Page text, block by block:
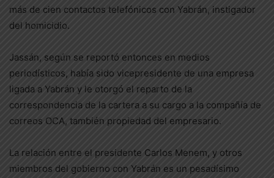
más de cien contactos telefónicos con Yabrán, instigador
del homicidio.
Jassán, según se reportó entonces en medios
periodísticos, había sido vicepresidente de una empresa
ligada a Yabrán y le otorgó el reparto de la
correspondencia de la cartera a su cargo a la compañía de
correos OCA, también propiedad del empresario.
La relación entre el presidente Carlos Menem, y otros
miembros del gobierno con Yabrán es un pesadísimo